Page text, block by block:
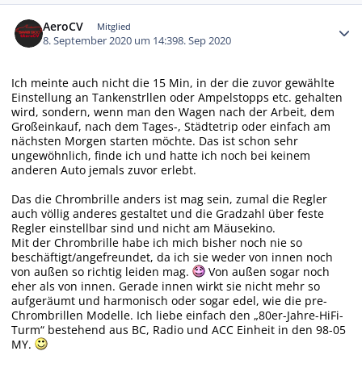
AeroCV Mitglied
8. September 2020 um 14:398. Sep 2020
Ich meinte auch nicht die 15 Min, in der die zuvor gewählte
Einstellung an Tankenstrllen oder Ampelstopps etc. gehalten
wird, sondern, wenn man den Wagen nach der Arbeit, dem
Großeinkauf, nach dem Tages-, Städtetrip oder einfach am
nächsten Morgen starten möchte. Das ist schon sehr
ungewöhnlich, finde ich und hatte ich noch bei keinem
anderen Auto jemals zuvor erlebt.
Das die Chrombrille anders ist mag sein, zumal die Regler
auch völlig anderes gestaltet und die Gradzahl über feste
Regler einstellbar sind und nicht am Mäusekino.
Mit der Chrombrille habe ich mich bisher noch nie so
beschäftigt/angefreundet, da ich sie weder von innen noch
von außen so richtig leiden mag.
Von außen sogar noch
eher als von innen. Gerade innen wirkt sie nicht mehr so
aufgeräumt und harmonisch oder sogar edel, wie die pre-
Chrombrillen Modelle. Ich liebe einfach den „80er-Jahre-HiFi-
Turm“ bestehend aus BC, Radio und ACC Einheit in den 98-05
MY.